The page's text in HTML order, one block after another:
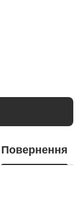
Повернення